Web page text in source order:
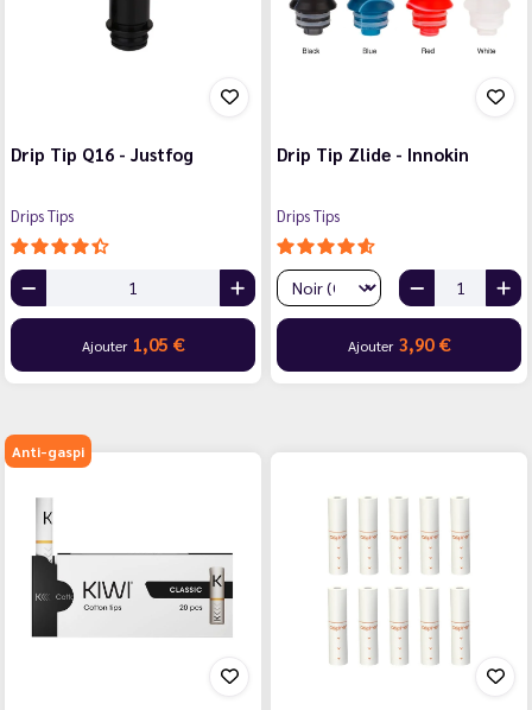
Drip Tip Q16 - Justfog
Drips Tips
Ajouter 1,05 €
Drip Tip Zlide - Innokin
Drips Tips
Ajouter 3,90 €
Anti-gaspi